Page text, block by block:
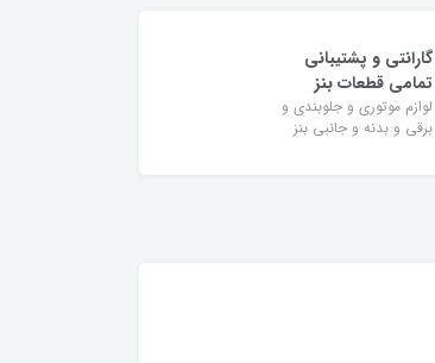
گارانتی و پشتیبانی
تمامی قطعات بنز
لوازم موتوری و جلوبندی و
برقی و بدنه و جانبی بنز